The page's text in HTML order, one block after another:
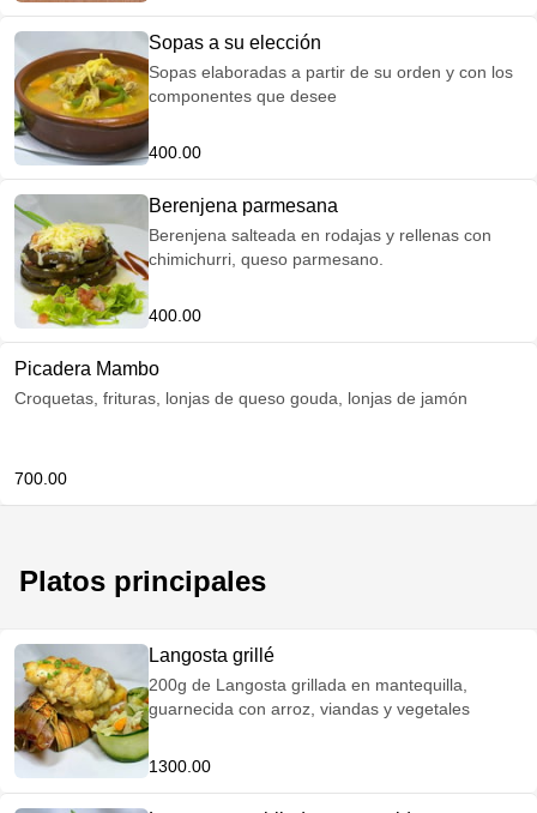
Sopas a su elección
Sopas elaboradas a partir de su orden y con los
componentes que desee
400.00
Berenjena parmesana
Berenjena salteada en rodajas y rellenas con
chimichurri, queso parmesano.
400.00
Picadera Mambo
Croquetas, frituras, lonjas de queso gouda, lonjas de jamón
700.00
Platos principales
Langosta grillé
200g de Langosta grillada en mantequilla,
guarnecida con arroz, viandas y vegetales
1300.00